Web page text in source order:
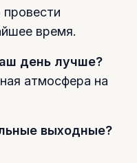
время.
день лучше?
атмосфера на
выходные?